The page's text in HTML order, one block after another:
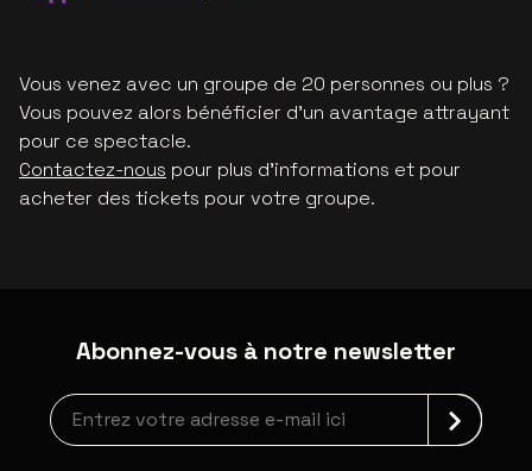
Vous venez avec un groupe de 20 personnes ou plus ?
Vous pouvez alors bénéficier d'un avantage attrayant
pour ce spectacle.
Contactez-nous pour plus d'informations et pour
acheter des tickets pour votre groupe.
Abonnez-vous à notre newsletter
Inscription à la newsletter